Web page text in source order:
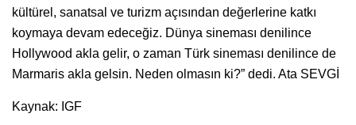
kültürel, sanatsal ve turizm açısından değerlerine katkı
koymaya devam edeceğiz. Dünya sineması denilince
Hollywood akla gelir, o zaman Türk sineması denilince de
Marmaris akla gelsin. Neden olmasın ki?” dedi. Ata SEVGİ
Kaynak: IGF